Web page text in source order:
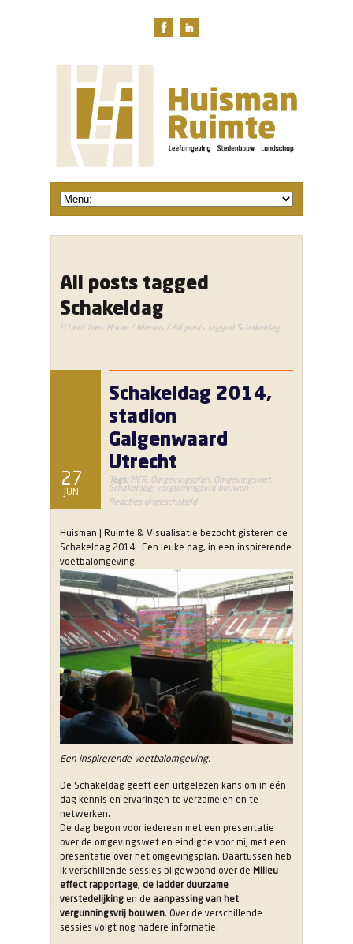
All posts tagged
Schakeldag
U bent hier: Home / Nieuws/ All posts tagged Schakeldag
27
JUN
Schakeldag 2014,
stadion
Galgenwaard
Utrecht
Tags: MER Omgevingsplan Omgevingswet,
Schakeldag, vergunningsvrij bouwen
Reacties uitgeschakeldvoor
Galgenwaard
Huisman | Ruimte & Visualisatie bezocht gisteren de
Schakeldag 2014. Een leuke dag, in een inspirerende
voetbalomgeving.
Een inspirerende voetbalomgeving.
De Schakeldag geeft een uitgelezen kans om in één
dag kennis en ervaringen te verzamelen en te
netwerken.
De dag begon voor iedereen met een presentatie
over de omgevingswet en eindigde voor mij met een
presentatie over het omgevingsplan. Daartussen heb
ik verschillende sessies bijgewoond over de Milieu
effect rapportage, de ladder duurzame
verstedelijking en de aanpassing van het
vergunningsvrij bouwen. Over de verschillende
sessies volgt nog nadere informatie.